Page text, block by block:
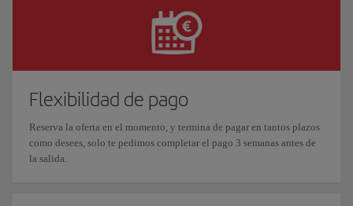
Flexibilidad de pago
Reserva la oferta en el momento, y termina de pagar en tantos plazos
como desees, solo te pedimos completar el pago 3 semanas antes de
la salida.